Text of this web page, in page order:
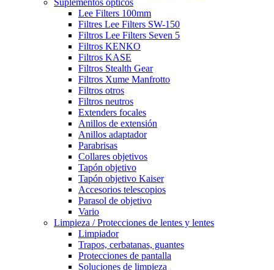
Suplementos ópticos
Lee Filters 100mm
Filtres Lee Filters SW-150
Filtros Lee Filters Seven 5
Filtros KENKO
Filtros KASE
Filtros Stealth Gear
Filtros Xume Manfrotto
Filtros otros
Filtros neutros
Extenders focales
Anillos de extensión
Anillos adaptador
Parabrisas
Collares objetivos
Tapón objetivo
Tapón objetivo Kaiser
Accesorios telescopios
Parasol de objetivo
Vario
Limpieza / Protecciones de lentes y lentes
Limpiador
Trapos, cerbatanas, guantes
Protecciones de pantalla
Soluciones de limpieza